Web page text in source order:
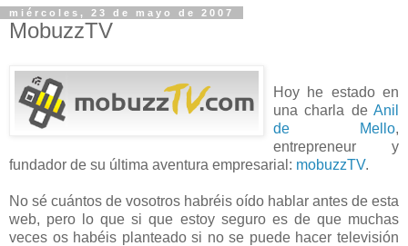
miércoles, 23 de mayo de 2007
MobuzzTV
Hoy he estado en
una charla de Anil
de Mello,
entrepreneur y
fundador de su última aventura empresarial: mobuzzTV.
No sé cuántos de vosotros habréis oído hablar antes de esta
web, pero lo que si que estoy seguro es de que muchas
veces os habéis planteado si no se puede hacer televisión